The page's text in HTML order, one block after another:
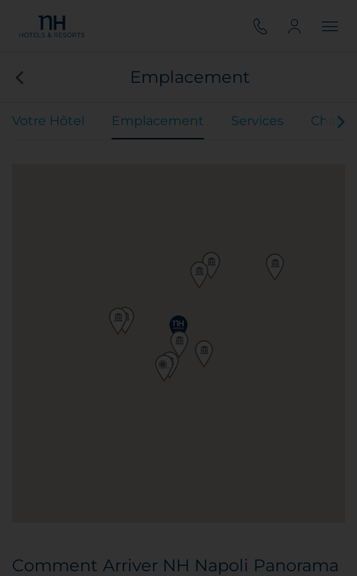
Emplacement
Votre Hôtel Emplacement Services
Comment Arriver NH Napoli Panorama